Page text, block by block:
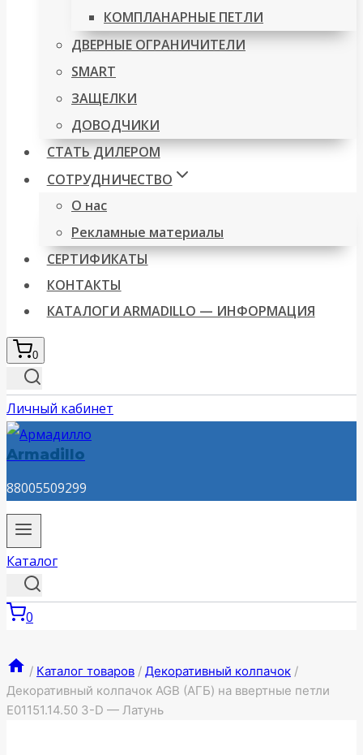
КОМПЛАНАРНЫЕ ПЕТЛИ
ДВЕРНЫЕ ОГРАНИЧИТЕЛИ
SMART
ЗАЩЕЛКИ
ДОВОДЧИКИ
СТАТЬ ДИЛЕРОМ
СОТРУДНИЧЕСТВО
О нас
Рекламные материалы
СЕРТИФИКАТЫ
КОНТАКТЫ
КАТАЛОГИ ARMADILLO — ИНФОРМАЦИЯ
0
Личный кабинет
Armadillo
88005509299
Каталог
0
/ Каталог товаров / Декоративный колпачок /
Декоративный колпачок AGB (АГБ) на ввертные петли
E01151.14.50 3-D — Латунь